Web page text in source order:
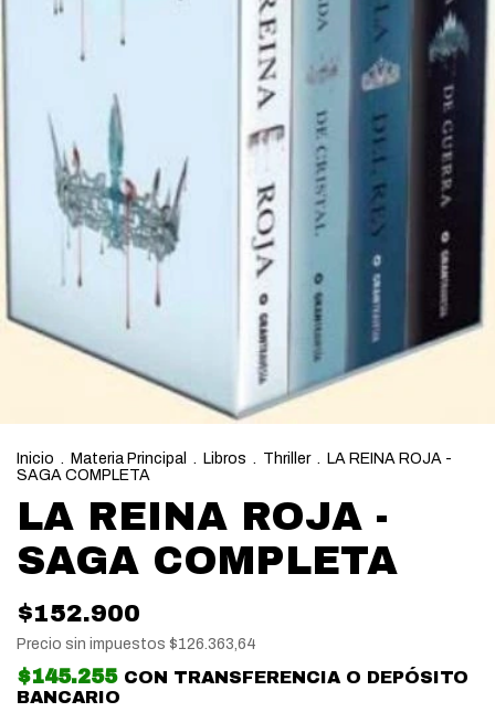
Inicio . Materia Principal . Libros . Thriller . LA REINA ROJA -
SAGA COMPLETA
LA REINA ROJA -
SAGA COMPLETA
$152.900
Precio sin impuestos $126.363,64
$145.255 CON TRANSFERENCIA O DEPÓSITO
BANCARIO